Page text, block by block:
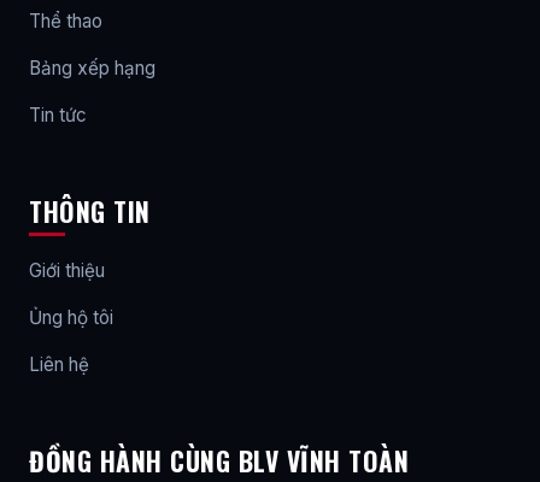
Thể thao
Bảng xếp hạng
Tin tức
THÔNG TIN
Giới thiệu
Ủng hộ tôi
Liên hệ
ĐỒNG HÀNH CÙNG BLV VĨNH TOÀN